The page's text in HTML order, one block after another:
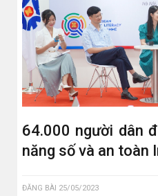
64.000 người dân
năng số và an toàn
ĐĂNG BÀI 25/05/2023